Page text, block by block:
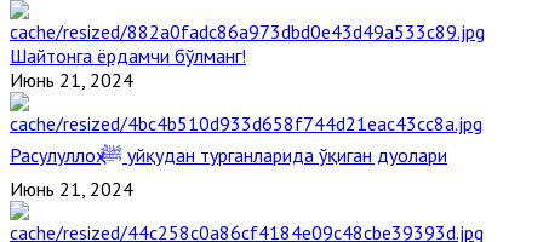
Шайтонга ёрдамчи бўлманг!
Июнь 21, 2024
Расулуллоҳ ﷺ уйқудан турганларида ўқиган дуолари
Июнь 21, 2024